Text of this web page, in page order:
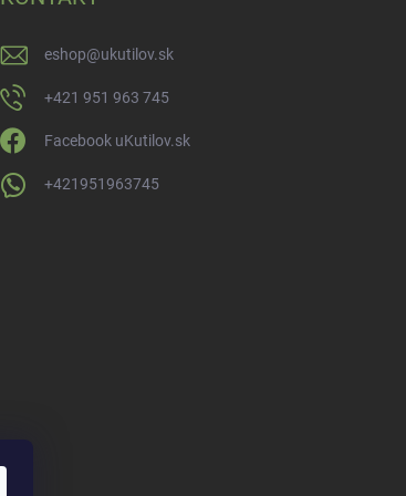
eshop@ukutilov.sk
+421 951 963 745
Facebook uKutilov.sk
+421951963745